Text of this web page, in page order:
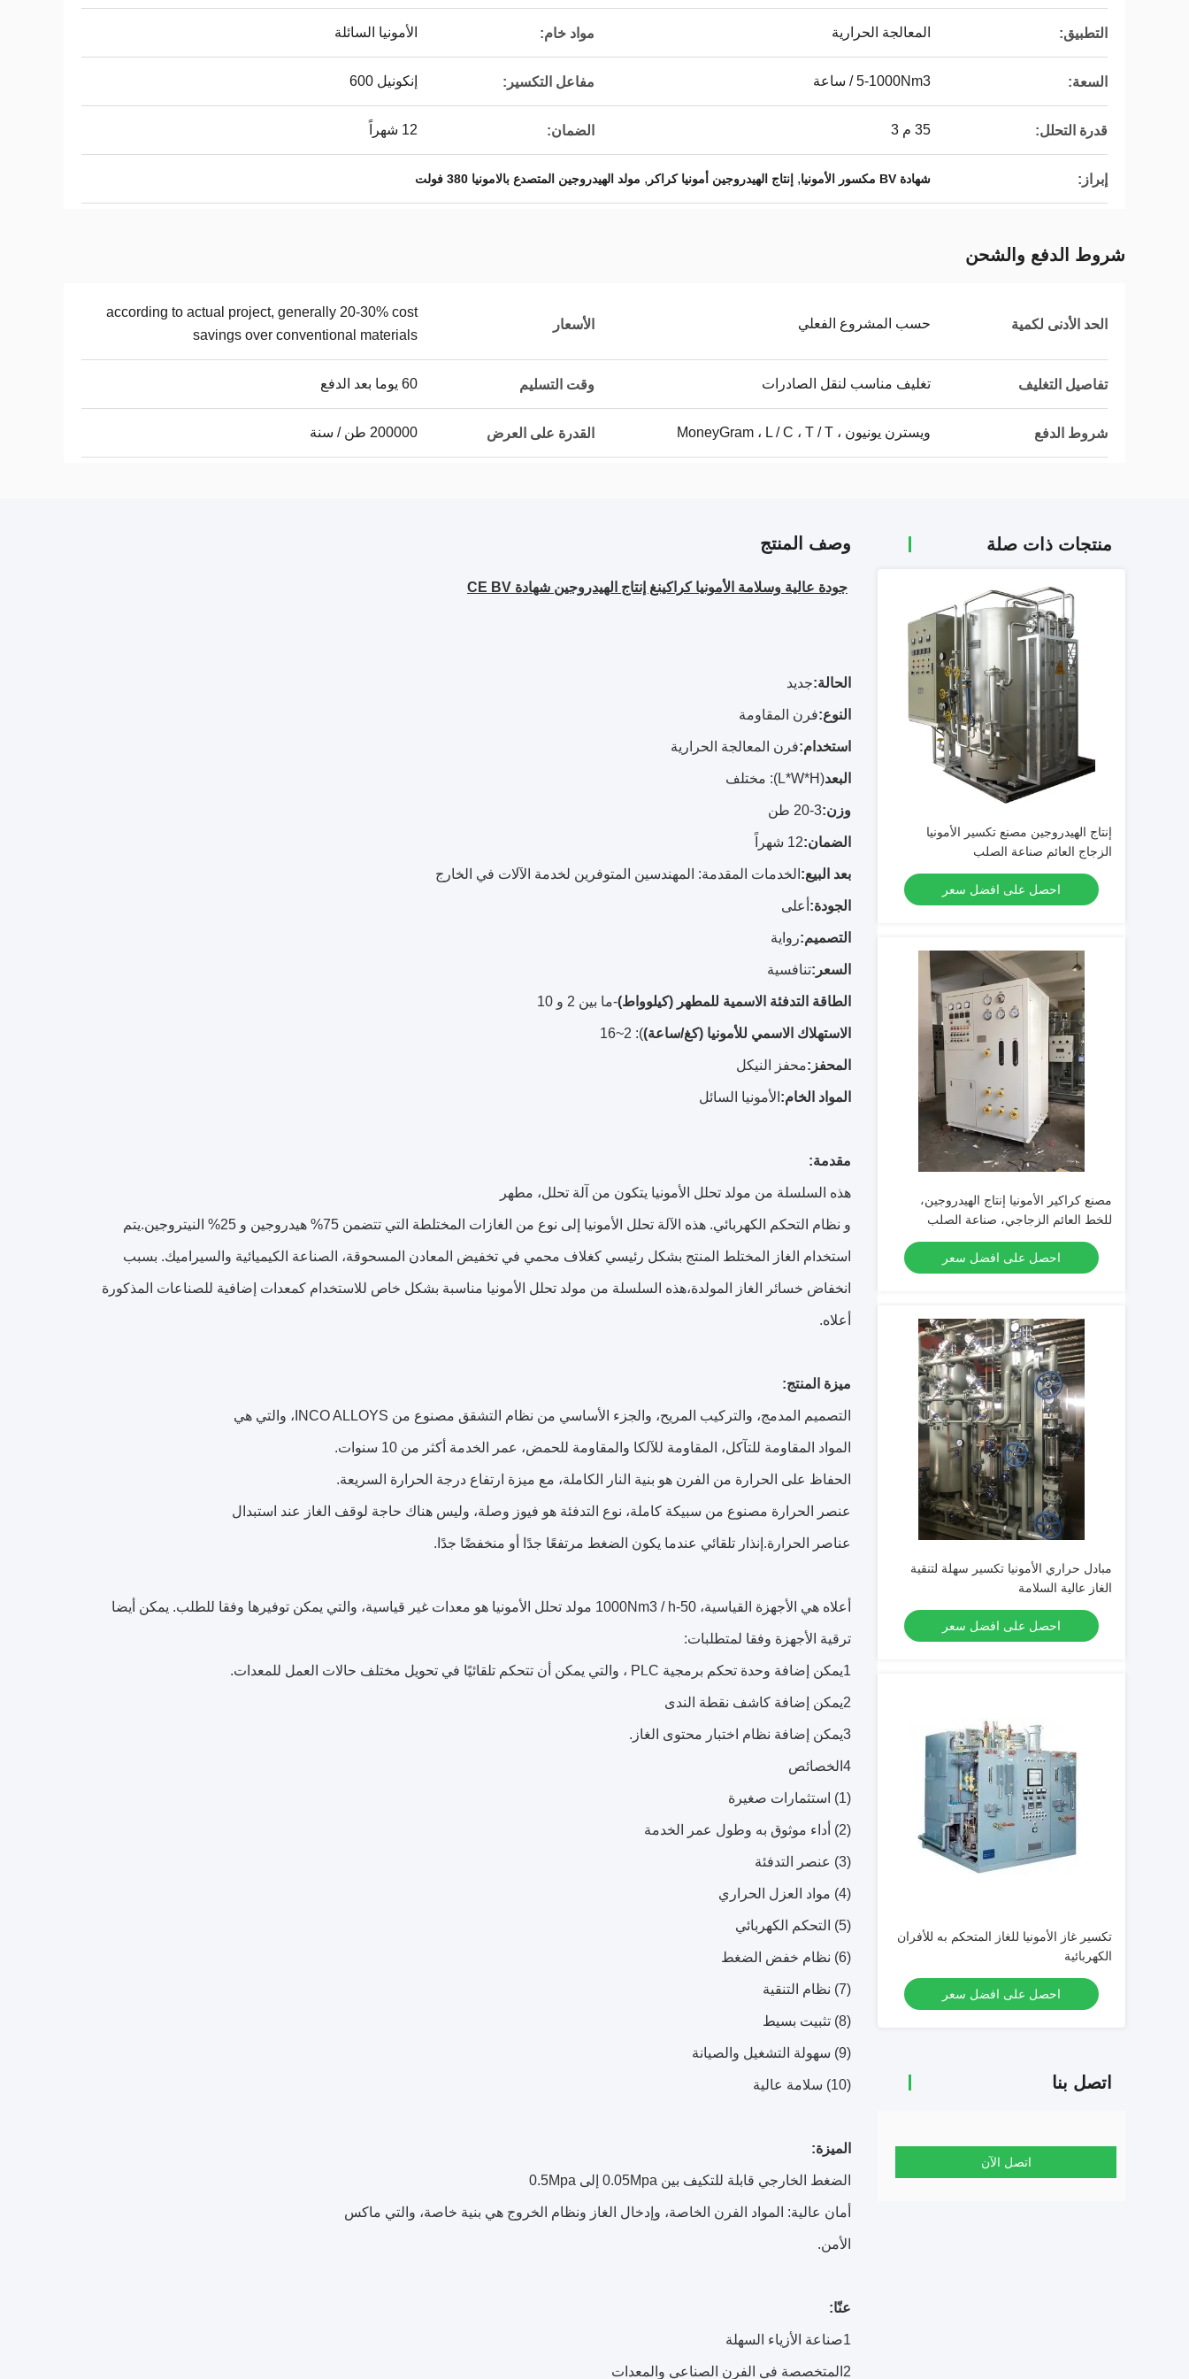
التطبيق: المعالجة الحرارية مواد خام: الأمونيا السائلة
السعة: 5-1000Nm3 / ساعة مفاعل التكسير: إنكونيل 600
قدرة التحلل: 35 م 3 الضمان: 12 شهراً
إبراز: شهادة BV مكسور الأمونيا , إنتاج الهيدروجين أمونيا كراكر , مولد الهيدروجين المتصدع بالامونيا 380 فولت
شروط الدفع والشحن
الحد الأدنى لكمية حسب المشروع الفعلي الأسعار
according to actual project, generally 20-30% cost
savings over conventional materials
تفاصيل التغليف تغليف مناسب لنقل الصادرات وقت التسليم 60 يوما بعد الدفع
شروط الدفع ويسترن يونيون ، MoneyGram ، L / C ، T / T القدرة على العرض 200000 طن / سنة
منتجات ذات صلة
إنتاج الهيدروجين مصنع تكسير الأمونيا
الزجاج العائم صناعة الصلب
احصل على افضل سعر
مصنع كراكير الأمونيا إنتاج الهيدروجين،
للخط العائم الزجاجي، صناعة الصلب
احصل على افضل سعر
مبادل حراري الأمونيا تكسير سهلة لتنقية
الغاز عالية السلامة
احصل على افضل سعر
تكسير غاز الأمونيا للغاز المتحكم به للأفران
الكهربائية
احصل على افضل سعر
اتصل بنا
اتصل الآن
وصف المنتج
جودة عالية وسلامة الأمونيا كراكينغ إنتاج الهيدروجين شهادة CE BV
الحالة:جديد
النوع:فرن المقاومة
استخدام:فرن المعالجة الحرارية
البعد(L*W*H): مختلف
وزن:3-20 طن
الضمان:12 شهراً
بعد البيع: الخدمات المقدمة: المهندسين المتوفرين لخدمة الآلات في الخارج
الجودة: أعلى
التصميم:رواية
السعر:تنافسية
الطاقة التدفئة الاسمية للمطهر (كيلوواط)-ما بين 2 و 10
الاستهلاك الاسمي للأمونيا (كغ/ساعة)): 2~16
المحفز:محفز النيكل
المواد الخام: الأمونيا السائل
مقدمة:
هذه السلسلة من مولد تحلل الأمونيا يتكون من آلة تحلل، مطهر
و نظام التحكم الكهربائي. هذه الآلة تحلل الأمونيا إلى نوع من الغازات المختلطة التي تتضمن 75% هيدروجين و 25% النيتروجين.يتم
استخدام الغاز المختلط المنتج بشكل رئيسي كغلاف محمي في تخفيض المعادن المسحوقة، الصناعة الكيميائية والسيراميك. بسبب
انخفاض خسائر الغاز المولدة،هذه السلسلة من مولد تحلل الأمونيا مناسبة بشكل خاص للاستخدام كمعدات إضافية للصناعات المذكورة
أعلاه.
ميزة المنتج:
التصميم المدمج، والتركيب المريح، والجزء الأساسي من نظام التشقق مصنوع من INCO ALLOYS، والتي هي
المواد المقاومة للتآكل، المقاومة للآلكا والمقاومة للحمض، عمر الخدمة أكثر من 10 سنوات.
الحفاظ على الحرارة من الفرن هو بنية النار الكاملة، مع ميزة ارتفاع درجة الحرارة السريعة.
عنصر الحرارة مصنوع من سبيكة كاملة، نوع التدفئة هو فيوز وصلة، وليس هناك حاجة لوقف الغاز عند استبدال
عناصر الحرارة.إنذار تلقائي عندما يكون الضغط مرتفعًا جدًا أو منخفضًا جدًا.
أعلاه هي الأجهزة القياسية، 50-1000Nm3 / h مولد تحلل الأمونيا هو معدات غير قياسية، والتي يمكن توفيرها وفقا للطلب. يمكن أيضا
ترقية الأجهزة وفقا لمتطلبات:
1يمكن إضافة وحدة تحكم برمجية PLC ، والتي يمكن أن تتحكم تلقائيًا في تحويل مختلف حالات العمل للمعدات.
2يمكن إضافة كاشف نقطة الندى
3يمكن إضافة نظام اختبار محتوى الغاز.
4الخصائص
(1) استثمارات صغيرة
(2) أداء موثوق به وطول عمر الخدمة
(3) عنصر التدفئة
(4) مواد العزل الحراري
(5) التحكم الكهربائي
(6) نظام خفض الضغط
(7) نظام التنقية
(8) تثبيت بسيط
(9) سهولة التشغيل والصيانة
(10) سلامة عالية
الميزة:
الضغط الخارجي قابلة للتكيف بين 0.05Mpa إلى 0.5Mpa
أمان عالية: المواد الفرن الخاصة، وإدخال الغاز ونظام الخروج هي بنية خاصة، والتي ماكس
الأمن.
عنّا:
1صناعة الأزياء السهلة
2المتخصصة في الفرن الصناعي والمعدات